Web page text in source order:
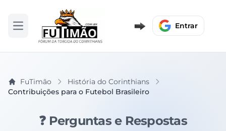
Abrir menu Entrar
FuTimão
História do Corinthians
Contribuições para o Futebol Brasileiro
❓ Perguntas e Respostas